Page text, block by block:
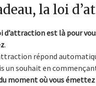
la loi
d’attraction est là pour
.
répond
un souhait en
moment où vous émettez